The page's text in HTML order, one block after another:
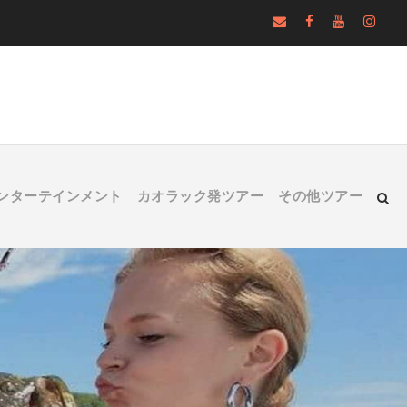
ターテインメント カオラック発ツアー その他ツアー